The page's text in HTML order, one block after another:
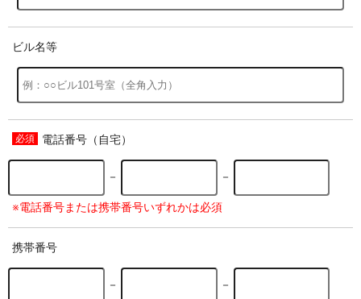
ビル名等
電話番号（自宅）
－ －
※電話番号または携帯番号いずれかは必須
携帯番号
－ －